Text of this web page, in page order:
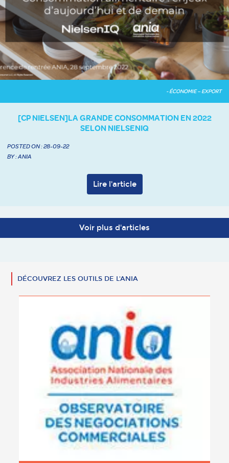
- ÉCONOMIE – EXPORT
[CP NIELSEN]LA GRANDE CONSOMMATION EN 2022
SELON NIELSENIQ
POSTED ON :28-09-22
BY : ANIA
Lire l'article
Voir plus d'articles
DÉCOUVREZ LES OUTILS DE L'ANIA